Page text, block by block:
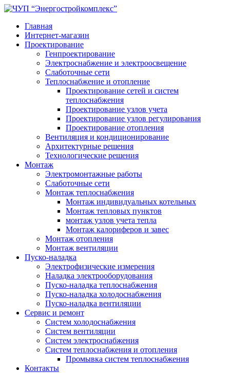
Главная
Интернет-магазин
Проектирование
Генпроектирование
Электроснабжение и электроосвещение
Слаботочные сети
Теплоснабжение и отопление
Проектирование сетей и систем
теплоснабжения
Проектирование узлов учета
Проектирование узлов регулирования
Проектирование отопления
Вентиляция и кондиционирование
Архитектурные решения
Технологические решения
Монтаж
Электромонтажные работы
Слаботочные сети
Монтаж теплоснабжения
Монтаж индивидуальных котельных
Монтаж тепловых пунктов
монтаж узлов учета тепла
Монтаж калориферов и завес
Монтаж отопления
Монтаж вентиляции
Пуско-наладка
Электрофизические измерения
Наладка электрооборудования
Пуско-наладка теплоснабжения
Пуско-наладка холодоснабжения
Пуско-наладка вентиляции
Сервис и ремонт
Систем холодоснабжения
Систем вентиляции
Систем электроснабжения
Систем теплоснабжения и отопления
Промывка систем теплоснабжения
Контакты